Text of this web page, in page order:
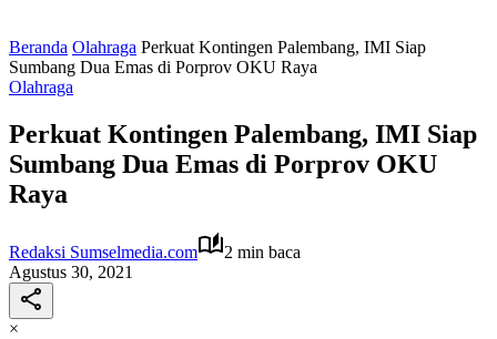
Beranda Olahraga Perkuat Kontingen Palembang, IMI Siap
Sumbang Dua Emas di Porprov OKU Raya
Olahraga
Perkuat Kontingen Palembang, IMI Siap
Sumbang Dua Emas di Porprov OKU
Raya
Redaksi Sumselmedia.com
2 min baca
Agustus 30, 2021
×